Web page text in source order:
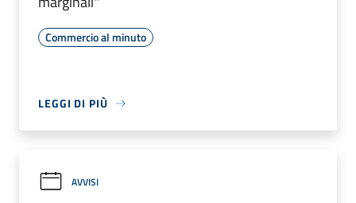
Commercio al minuto
LEGGI DI PIÙ
AVVISI